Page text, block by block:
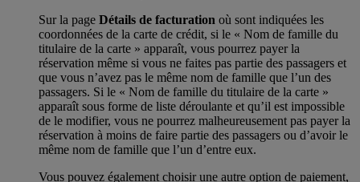
Sur la page Détails de facturation où sont indiquées les
coordonnées de la carte de crédit, si le « Nom de famille du
titulaire de la carte » apparaît, vous pourrez payer la
réservation même si vous ne faites pas partie des passagers et
que vous n’avez pas le même nom de famille que l’un des
passagers. Si le « Nom de famille du titulaire de la carte »
apparaît sous forme de liste déroulante et qu’il est impossible
de le modifier, vous ne pourrez malheureusement pas payer la
réservation à moins de faire partie des passagers ou d’avoir le
même nom de famille que l’un d’entre eux.
Vous pouvez également choisir une autre option de paiement,